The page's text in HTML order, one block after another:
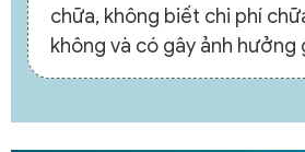
chữa, không biết chi phí
không và có gây ảnh hưởng